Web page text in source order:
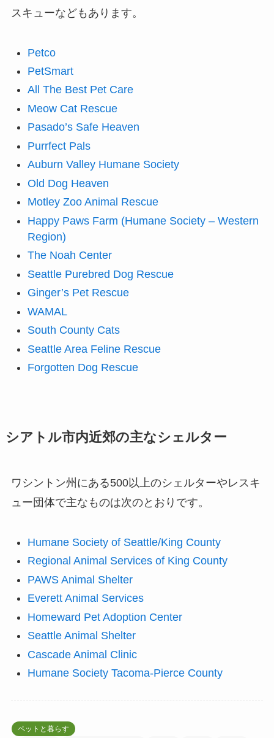
スキューなどもあります。
Petco
PetSmart
All The Best Pet Care
Meow Cat Rescue
Pasado’s Safe Heaven
Purrfect Pals
Auburn Valley Humane Society
Old Dog Heaven
Motley Zoo Animal Rescue
Happy Paws Farm (Humane Society – Western
Region)
The Noah Center
Seattle Purebred Dog Rescue
Ginger’s Pet Rescue
WAMAL
South County Cats
Seattle Area Feline Rescue
Forgotten Dog Rescue
シアトル市内近郊の主なシェルター
ワシントン州にある500以上のシェルターやレスキ
ュー団体で主なものは次のとおりです。
Humane Society of Seattle/King County
Regional Animal Services of King County
PAWS Animal Shelter
Everett Animal Services
Homeward Pet Adoption Center
Seattle Animal Shelter
Cascade Animal Clinic
Humane Society Tacoma-Pierce County
ペットと暮らす